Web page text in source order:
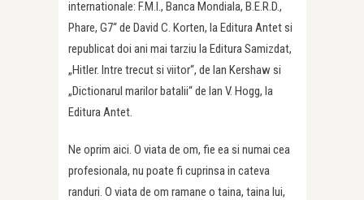
internationale: F.M.I., Banca Mondiala, B.E.R.D.,
Phare, G7“ de David C. Korten, la Editura Antet si
republicat doi ani mai tarziu la Editura Samizdat,
„Hitler. Intre trecut si viitor“, de Ian Kershaw si
„Dictionarul marilor batalii“ de Ian V. Hogg, la
Editura Antet.
Ne oprim aici. O viata de om, fie ea si numai cea
profesionala, nu poate fi cuprinsa in cateva
randuri. O viata de om ramane o taina, taina lui,